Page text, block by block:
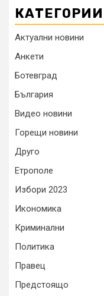
КАТЕГОРИИ
Актуални новини
Анкети
Ботевград
България
Видео новини
Горещи новини
Друго
Етрополе
Избори 2023
Икономика
Криминални
Политика
Правец
Предстоящо